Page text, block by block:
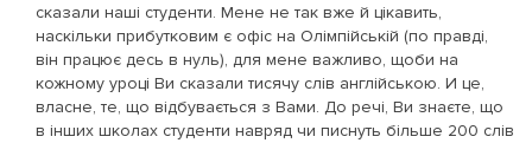
сказали наші студенти. Мене не так вже й цікавить,
наскільки прибутковим є офіс на Олімпійській (по правді,
він працює десь в нуль), для мене важливо, щоби на
кожному уроці Ви сказали тисячу слів англійською. И це,
власне, те, що відбувається з Вами. До речі, Ви знаєте, що
в інших школах студенти навряд чи писнуть більше 200 слів